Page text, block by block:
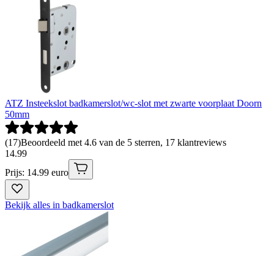
ATZ Insteekslot badkamerslot/wc-slot met zwarte voorplaat Doorn
50mm
(17)Beoordeeld met 4.6 van de 5 sterren, 17 klantreviews
14.99
Prijs: 14.99 euro
Bekijk alles in badkamerslot